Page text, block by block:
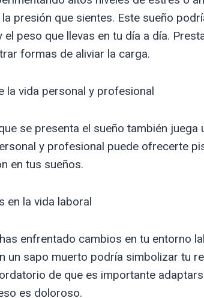
presión que sientes. Este sueño
el peso que llevas en tu día a día.
formas de aliviar la carga.
la vida personal y profesional
se presenta el sueño también
y profesional puede ofrecerte
en tus sueños.
en la vida laboral
enfrentado cambios en tu entorno
un sapo muerto podría simbolizar tu
de que es importante
es doloroso.